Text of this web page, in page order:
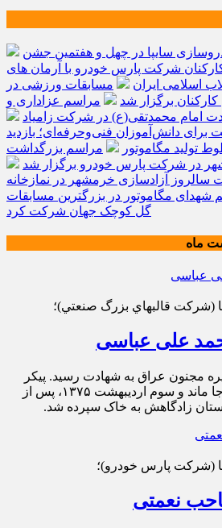
سایپا در چهل و هفتمین جشن
شرکت پارس خودرو با آرمان های
اسلامی ایران
مسابقات ورزشی در
کارکنان برگزار شد
مراسم عزاداری و
امام محمدتقی(ع) در شرکت زامیاد
برای دانش‌آموزان فنی‌وحرفه‌ای؛ بازدید
تولید مگاموتور
مراسم بزرگداشت
در شرکت پارس خودرو برگزار شد
سالروز آزادسازی خرمشهر در نمازخانه
شهدای مگاموتور در بزرگترین مسابقات
گل کوچک جهان شرکت کرد
ماه
(شركت قالبهاي بزرگ صنعتي)؛
علی عباسی
۱۳۶۲‏، در جزیره ‏مجنون عراق به شهادت رسید. پیکر
وی مدت ها در منطقه بر جا ماند و سوم اردیبهشت ۱۳۷۵‏، پس از
زادگاهش به خاک سپرده ‏شد.
(شركت پارس خودرو)؛
نعمتی